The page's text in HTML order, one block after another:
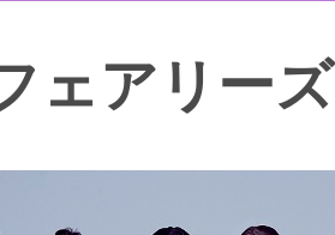
ェアリーズ